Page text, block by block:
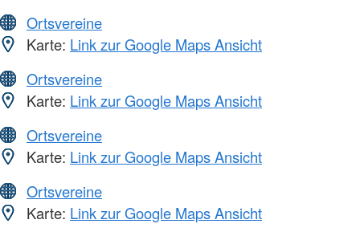
Ortsvereine
Karte: Link zur Google Maps Ansicht
Ortsvereine
Karte: Link zur Google Maps Ansicht
Ortsvereine
Karte: Link zur Google Maps Ansicht
Ortsvereine
Karte: Link zur Google Maps Ansicht